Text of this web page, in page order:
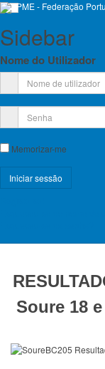
Sidebar
Nome do Utilizador
Memorizar-me
Soure 18